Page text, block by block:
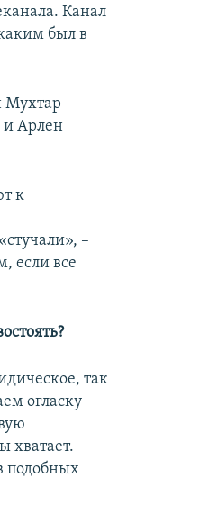
Канал
был в
Мухтар
и Арлен
к
–
если все
так
огласку
хватает.
подобных